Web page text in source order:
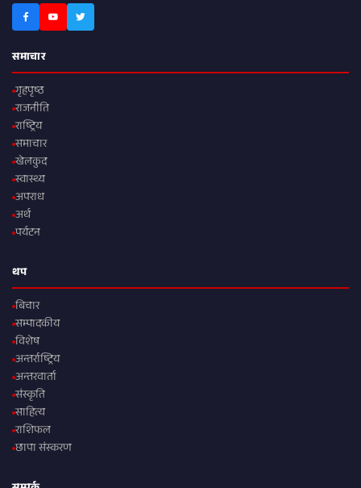
समाचार
गृहपृष्ठ
राजनीति
राष्ट्रिय
समाचार
खेलकुद
स्वास्थ्य
अपराध
अर्थ
पर्यटन
थप
बिचार
सम्पादकीय
विशेष
अन्तर्राष्ट्रिय
अन्तरवार्ता
संस्कृति
साहित्य
राशिफल
छापा संस्करण